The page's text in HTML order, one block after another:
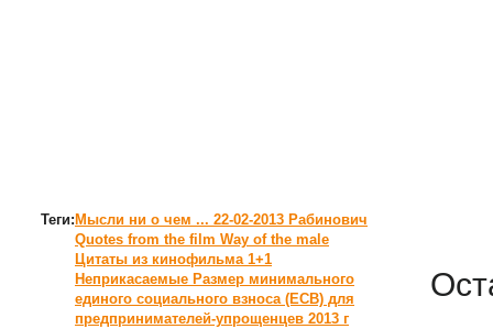
Теги: Мысли ни о чем ... 22-02-2013 Рабинович
Quotes from the film Way of the male
Цитаты из кинофильма 1+1
Неприкасаемые Размер минимального
единого социального взноса (ЕСВ) для
предпринимателей-упрощенцев 2013 г